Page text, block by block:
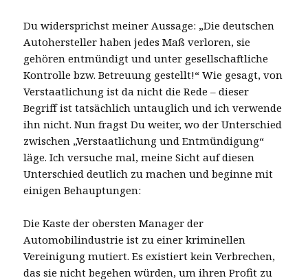
Du widersprichst meiner Aussage: „Die deutschen
Autohersteller haben jedes Maß verloren, sie
gehören entmündigt und unter gesellschaftliche
Kontrolle bzw. Betreuung gestellt!“ Wie gesagt, von
Verstaatlichung ist da nicht die Rede – dieser
Begriff ist tatsächlich untauglich und ich verwende
ihn nicht. Nun fragst Du weiter, wo der Unterschied
zwischen „Verstaatlichung und Entmündigung“
läge. Ich versuche mal, meine Sicht auf diesen
Unterschied deutlich zu machen und beginne mit
einigen Behauptungen:
Die Kaste der obersten Manager der
Automobilindustrie ist zu einer kriminellen
Vereinigung mutiert. Es existiert kein Verbrechen,
das sie nicht begehen würden, um ihren Profit zu